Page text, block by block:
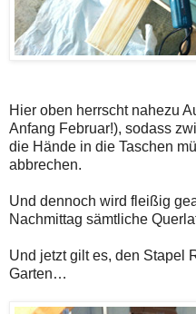
Hier oben herrscht nahezu
Anfang Februar!), sodass
die Hände in die Taschen
abbrechen.
Und dennoch wird fleißig
Nachmittag sämtliche
Und jetzt gilt es, den Stapel
Garten…